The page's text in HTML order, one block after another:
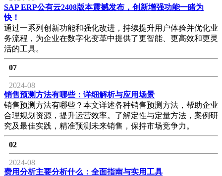
SAP ERP公有云2408版本震撼发布，创新增强功能一睹为
快！
通过一系列创新功能和强化改进，持续提升用户体验并优化业
务流程，为企业在数字化变革中提供了更智能、更高效和更灵
活的工具。
07
2024-08
销售预测方法有哪些：详细解析与应用场景
销售预测方法有哪些？本文详述各种销售预测方法，帮助企业
合理规划资源，提升运营效率。了解定性与定量方法，案例研
究及最佳实践，精准预测未来销售，保持市场竞争力。
02
2024-08
费用分析主要分析什么：全面指南与实用工具